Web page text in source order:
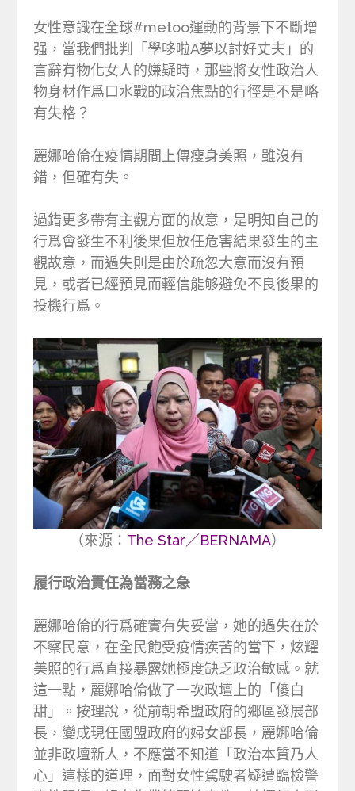
女性意識在全球#metoo運動的背景下不斷增
强，當我們批判「學哆啦A夢以討好丈夫」的
言辭有物化女人的嫌疑時，那些將女性政治人
物身材作爲口水戰的政治焦點的行徑是不是略
有失格？
麗娜哈倫在疫情期間上傳瘦身美照，雖沒有
錯，但確有失。
過錯更多帶有主觀方面的故意，是明知自己的
行爲會發生不利後果但放任危害結果發生的主
觀故意，而過失則是由於疏忽大意而沒有預
見，或者已經預見而輕信能够避免不良後果的
投機行爲。
（來源： The Star／BERNAMA）
履行政治責任為當務之急
麗娜哈倫的行爲確實有失妥當，她的過失在於
不察民意，在全民飽受疫情疾苦的當下，炫耀
美照的行爲直接暴露她極度缺乏政治敏感。就
這一點，麗娜哈倫做了一次政壇上的「傻白
甜」。按理說，從前朝希盟政府的鄉區發展部
長，變成現任國盟政府的婦女部長，麗娜哈倫
並非政壇新人，不應當不知道「政治本質乃人
心」這樣的道理，面對女性駕駛者疑遭臨檢警